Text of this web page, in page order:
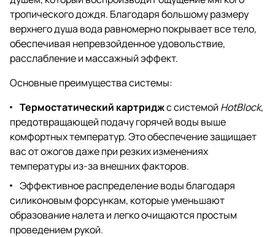
тропического дождя. Благодаря большому размеру
верхнего душа вода равномерно покрывает все тело,
обеспечивая непревзойденное удовольствие,
расслабление и массажный эффект.
Основные преимущества системы:
Термостатический картриджс системой HotBlock,
предотвращающей подачу горячей воды выше
комфортных температур. Это обеспечение защищает
вас от ожогов даже при резких изменениях
температуры из-за внешних факторов.
Эффективное распределение воды благодаря
силиконовым форсункам, которые уменьшают
образование налета и легко очищаются простым
проведением рукой.